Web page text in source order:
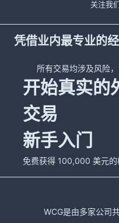
关注我
凭借业内最专业的
所有交易均涉及风险
开始真实的
交易
新手入门
免费获得 100,000 美元的
WCG是由多家公司